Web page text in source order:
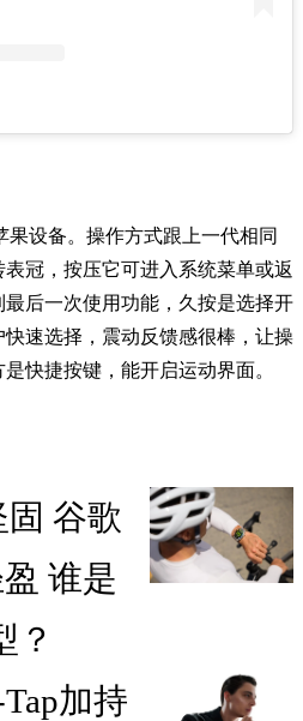
果设备。操作方式跟上一代相同
冠，按压它可进入系统菜单或返
后一次使用功能，久按是选择开
速选择，震动反馈感很棒，让操
快捷按键，能开启运动界面。
固 谷歌
谁是
？
加持